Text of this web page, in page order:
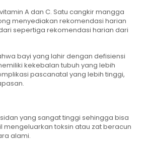
A dan C. Satu cangkir mangga
menyediakan rekomendasi harian
sepertiga rekomendasi harian dari
bayi yang lahir dengan defisiensi
kekebalan tubuh yang lebih
pascanatal yang lebih tinggi,
yang sangat tinggi sehingga bisa
mengeluarkan toksin atau zat beracun
alami.